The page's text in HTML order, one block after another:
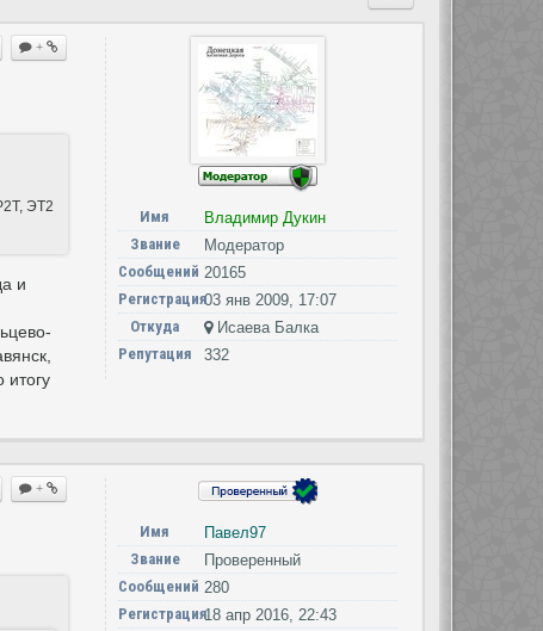
+
ЭТ2
и
Имя
Владимир Дукин
Звание
Модератор
Сообщений 20165
Регистрация03 янв 2009, 17:07
Откуда
Исаева Балка
Репутация
332
+
Имя
Павел97
Звание
Проверенный
Сообщений 280
Регистрация18 апр 2016, 22:43